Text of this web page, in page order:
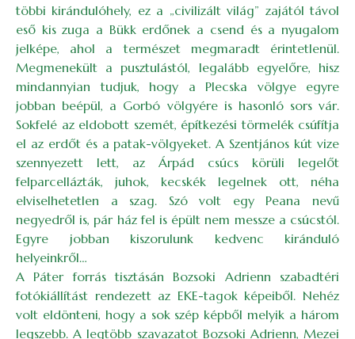
többi kirándulóhely, ez a „civilizált világ” zajától távol
eső kis zuga a Bükk erdőnek a csend és a nyugalom
jelképe, ahol a természet megmaradt érintetlenül.
Megmenekült a pusztulástól, legalább egyelőre, hisz
mindannyian tudjuk, hogy a Plecska völgye egyre
jobban beépül, a Gorbó völgyére is hasonló sors vár.
Sokfelé az eldobott szemét, építkezési törmelék csúfítja
el az erdőt és a patak-völgyeket. A Szentjános kút vize
szennyezett lett, az Árpád csúcs körüli legelőt
felparcellázták, juhok, kecskék legelnek ott, néha
elviselhetetlen a szag. Szó volt egy Peana nevű
negyedről is, pár ház fel is épült nem messze a csúcstól.
Egyre jobban kiszorulunk kedvenc kiránduló
helyeinkről…
A Páter forrás tisztásán Bozsoki Adrienn szabadtéri
fotókiállítást rendezett az EKE-tagok képeiből. Nehéz
volt eldönteni, hogy a sok szép képből melyik a három
legszebb. A legtöbb szavazatot Bozsoki Adrienn, Mezei